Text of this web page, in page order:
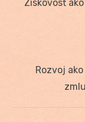
Previous
Ziskovosť
NextRozvoj